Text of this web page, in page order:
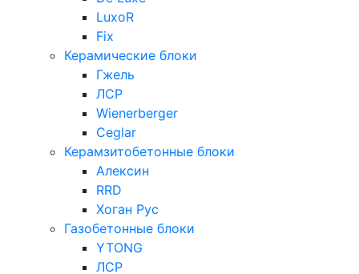
LuxoR
Fix
Керамические блоки
Гжель
ЛСР
Wienerberger
Ceglar
Керамзитобетонные блоки
Алексин
RRD
Хоган Рус
Газобетонные блоки
YTONG
ЛСР